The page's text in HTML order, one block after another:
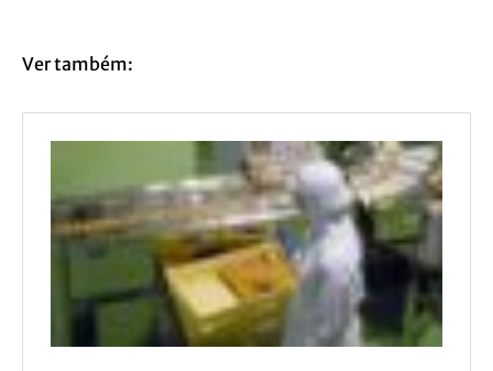
Ver também: